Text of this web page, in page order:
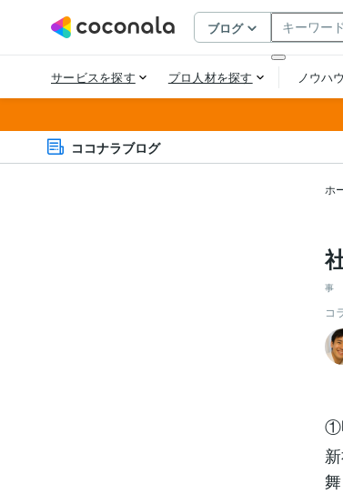
ココナラブログ
ホ
事
コ
①